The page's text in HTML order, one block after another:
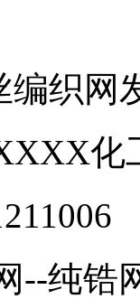
编织网
化
--纯锆